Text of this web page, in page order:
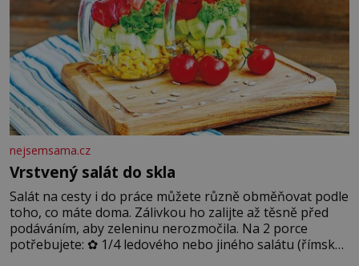
nejsemsama.cz
Vrstvený salát do skla
Salát na cesty i do práce můžete různě obměňovat podle
toho, co máte doma. Zálivkou ho zalijte až těsně před
podáváním, aby zeleninu nerozmočila. Na 2 porce
potřebujete: ✿ 1/4 ledového nebo jiného salátu (římský